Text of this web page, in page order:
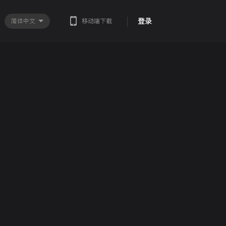
登录
移动端下载
简体中文